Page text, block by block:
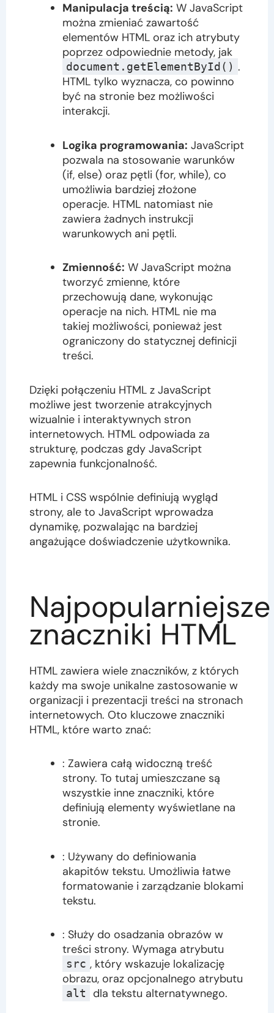
Manipulacja treścią: W JavaScript
można zmieniać zawartość
elementów HTML oraz ich atrybuty
poprzez odpowiednie metody, jak
document.getElementById() .
HTML tylko wyznacza, co powinno
być na stronie bez możliwości
interakcji.
Logika programowania: JavaScript
pozwala na stosowanie warunków
(if, else) oraz pętli (for, while), co
umożliwia bardziej złożone
operacje. HTML natomiast nie
zawiera żadnych instrukcji
warunkowych ani pętli.
Zmienność: W JavaScript można
tworzyć zmienne, które
przechowują dane, wykonując
operacje na nich. HTML nie ma
takiej możliwości, ponieważ jest
ograniczony do statycznej definicji
treści.
Dzięki połączeniu HTML z JavaScript
możliwe jest tworzenie atrakcyjnych
wizualnie i interaktywnych stron
internetowych. HTML odpowiada za
strukturę, podczas gdy JavaScript
zapewnia funkcjonalność.
HTML i CSS wspólnie definiują wygląd
strony, ale to JavaScript wprowadza
dynamikę, pozwalając na bardziej
angażujące doświadczenie użytkownika.
Najpopularniejsze
znaczniki HTML
HTML zawiera wiele znaczników, z których
każdy ma swoje unikalne zastosowanie w
organizacji i prezentacji treści na stronach
internetowych. Oto kluczowe znaczniki
HTML, które warto znać:
: Zawiera całą widoczną treść
strony. To tutaj umieszczane są
wszystkie inne znaczniki, które
definiują elementy wyświetlane na
stronie.
: Używany do definiowania
akapitów tekstu. Umożliwia łatwe
formatowanie i zarządzanie blokami
tekstu.
: Służy do osadzania obrazów w
treści strony. Wymaga atrybutu
src , który wskazuje lokalizację
obrazu, oraz opcjonalnego atrybutu
alt dla tekstu alternatywnego.